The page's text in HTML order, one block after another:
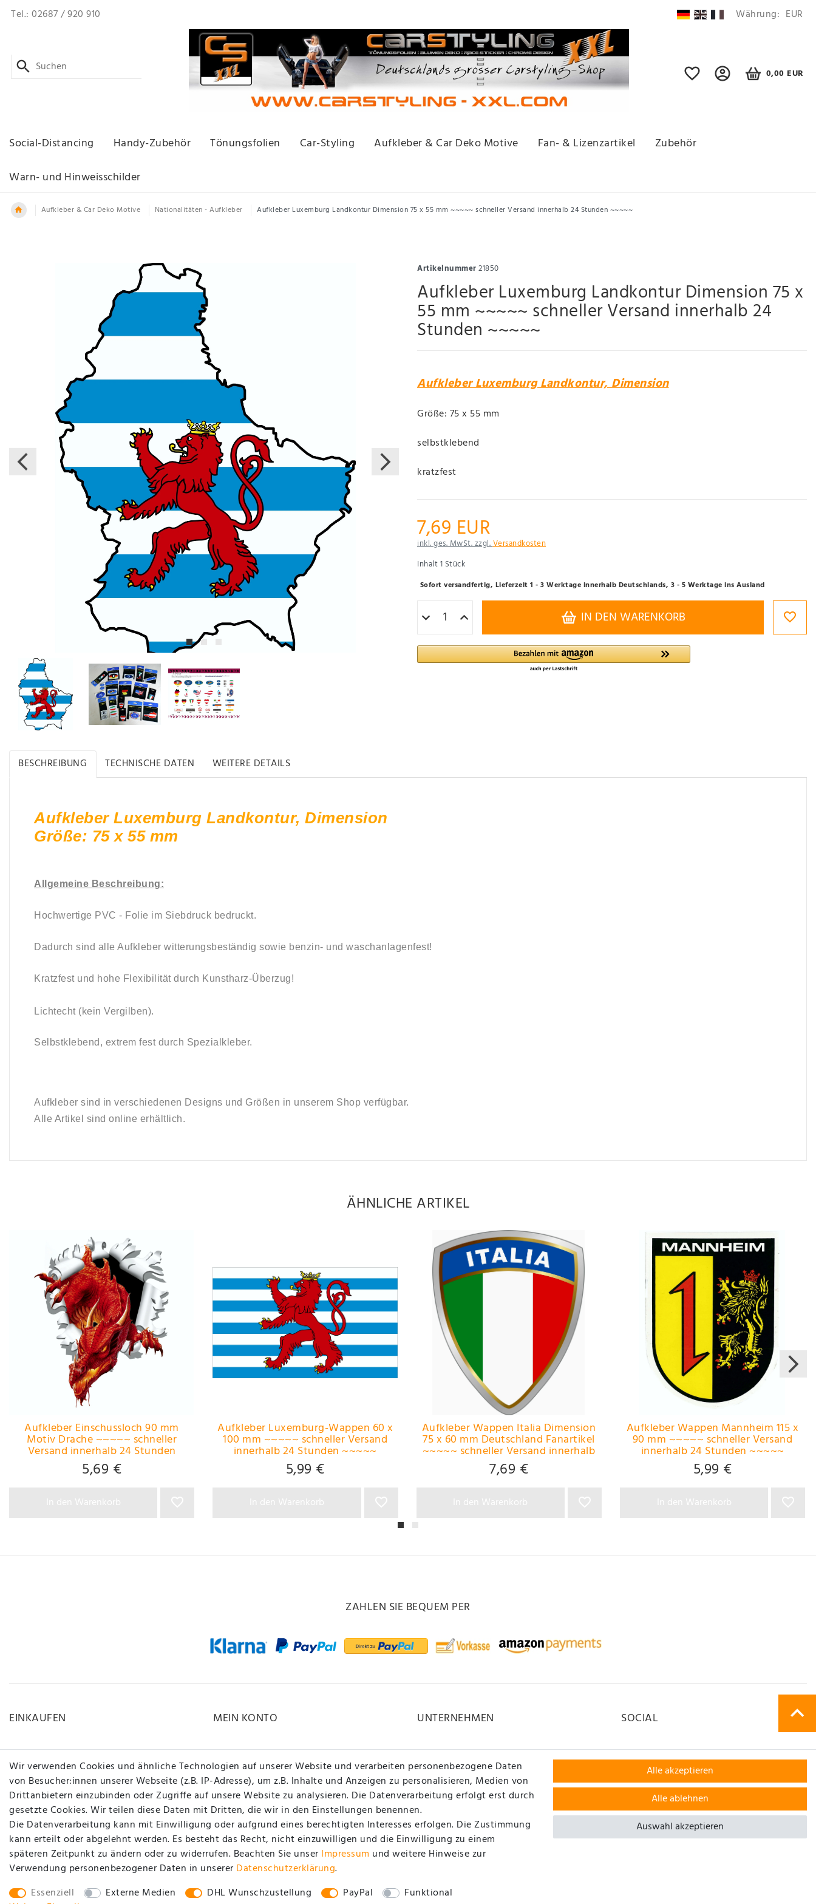
Tel.: 02687 / 920 910 Währung: EUR
0,00 EUR
Social-Distancing Handy-Zubehör Tönungsfolien Car-Styling Aufkleber & Car Deko Motive Fan- & Lizenzartikel
Zubehör
Warn- und Hinweisschilder
Aufkleber & Car Deko Motive Nationalitäten - Aufkleber Aufkleber Luxemburg Landkontur Dimension 75 x 55 mm ~~~~~ schneller Versand innerhalb 24 Stunden ~~~~~
Artikelnummer21850
Aufkleber Luxemburg Landkontur Dimension 75 x
55 mm ~~~~~ schneller Versand innerhalb 24
Stunden ~~~~~
Aufkleber Luxemburg Landkontur, Dimension
Größe: 75 x 55 mm
selbstklebend
kratzfest
7,69 EUR
inkl. ges. MwSt. zzgl.Versandkosten
Inhalt1 Stück
Sofort versandfertig, Lieferzeit 1 - 3 Werktage innerhalb Deutschlands, 3 - 5 Werktage ins Ausland
IN DEN WARENKORB
BESCHREIBUNG TECHNISCHE DATEN WEITERE DETAILS
Aufkleber Luxemburg Landkontur, Dimension
Größe: 75 x 55 mm
Allgemeine Beschreibung:
Hochwertige PVC - Folie im Siebdruck bedruckt.
Dadurch sind alle Aufkleber witterungsbeständig sowie benzin- und waschanlagenfest!
Kratzfest und hohe Flexibilität durch Kunstharz-Überzug!
Lichtecht (kein Vergilben).
Selbstklebend, extrem fest durch Spezialkleber.
Aufkleber sind in verschiedenen Designs und Größen in unserem Shop verfügbar.
Alle Artikel sind online erhältlich.
ÄHNLICHE ARTIKEL
Aufkleber Einschussloch 90 mm
Motiv Drache ~~~~~ schneller
Versand innerhalb 24 Stunden
~~~~~
5,69 €
Aufkleber Luxemburg-Wappen 60 x
100 mm ~~~~~ schneller Versand
innerhalb 24 Stunden ~~~~~
5,99 €
Aufkleber Wappen Italia Dimension
75 x 60 mm Deutschland Fanartikel
~~~~~ schneller Versand innerhalb
24 Stunden ~~~~~
7,69 €
Aufkleber Wappen Mannheim 115 x
90 mm ~~~~~ schneller Versand
innerhalb 24 Stunden ~~~~~
5,99 €
ZAHLEN SIE BEQUEM PER
EINKAUFEN
Versandarten & -kosten
Widerrufsrecht
Hilfe
www.carstyling-xxl.com
Vertrag widerrufen
MEIN KONTO
Login
UNTERNEHMEN
Datenschutzerklärung
AGB / Kundeninformationen
Impressum
SOCIAL
Wir verwenden Cookies und ähnliche Technologien auf unserer Website und verarbeiten personenbezogene Daten
von Besucher:innen unserer Webseite (z.B. IP-Adresse), um z.B. Inhalte und Anzeigen zu personalisieren, Medien von
Drittanbietern einzubinden oder Zugriffe auf unsere Website zu analysieren. Die Datenverarbeitung erfolgt erst durch
gesetzte Cookies. Wir teilen diese Daten mit Dritten, die wir in den Einstellungen benennen.
Die Datenverarbeitung kann mit Einwilligung oder aufgrund eines berechtigten Interesses erfolgen. Die Zustimmung
kann erteilt oder abgelehnt werden. Es besteht das Recht, nicht einzuwilligen und die Einwilligung zu einem
späteren Zeitpunkt zu ändern oder zu widerrufen. Beachten Sie unser Impressum und weitere Hinweise zur
Verwendung personenbezogener Daten in unserer Daten­schutz­erklärung.
Essenziell
Externe Medien DHL Wunschzustellung PayPal
Funktional
Alle akzeptieren
Alle ablehnen
Auswahl akzeptieren